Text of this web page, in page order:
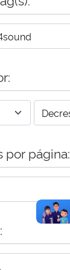
por página: